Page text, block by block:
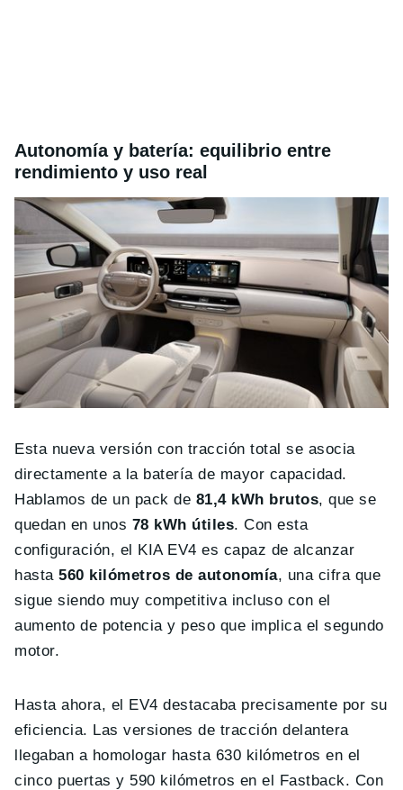
Autonomía y batería: equilibrio entre
rendimiento y uso real
Esta nueva versión con tracción total se asocia
directamente a la batería de mayor capacidad.
Hablamos de un pack de 81,4 kWh brutos, que se
quedan en unos 78 kWh útiles. Con esta
configuración, el KIA EV4 es capaz de alcanzar
hasta560 kilómetros de autonomía, una cifra que
sigue siendo muy competitiva incluso con el
aumento de potencia y peso que implica el segundo
motor.
Hasta ahora, el EV4 destacaba precisamente por su
eficiencia. Las versiones de tracción delantera
llegaban a homologar hasta 630 kilómetros en el
cinco puertas y 590 kilómetros en el Fastback. Con